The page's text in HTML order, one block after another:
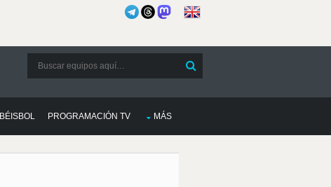
BÉISBOL PROGRAMACIÓN TV MÁS